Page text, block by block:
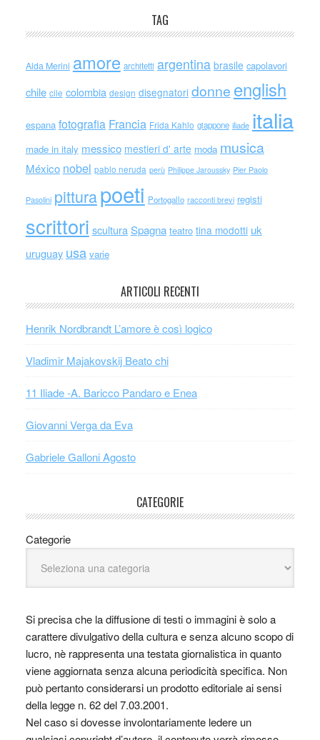
TAG
Alda Merini amore architetti argentina brasile capolavori
chile cile colombia design disegnatori donne english
espana fotografia Francia Frida Kahlo giappone iliade italia
made in italy messico mestieri d' arte moda musica
México nobel pablo neruda perù Philippe Jaroussky Pier Paolo
Pasolini pitturapoeti Portogallo racconti brevi registi
scrittori scultura Spagna teatro tina modotti uk
uruguay usa varie
ARTICOLI RECENTI
Henrik Nordbrandt L’amore è così logico
Vladimir Majakovskij Beato chi
11 Iliade -A. Baricco Pandaro e Enea
Giovanni Verga da Eva
Gabriele Galloni Agosto
CATEGORIE
Categorie
Si precisa che la diffusione di testi o immagini è solo a
carattere divulgativo della cultura e senza alcuno scopo di
lucro, nè rappresenta una testata giornalistica in quanto
viene aggiornata senza alcuna periodicità specifica. Non
può pertanto considerarsi un prodotto editoriale ai sensi
della legge n. 62 del 7.03.2001.
Nel caso si dovesse involontariamente ledere un